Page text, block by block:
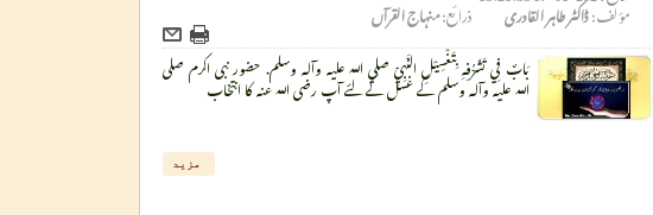
مؤلف:ڈاکٹر طاہر القادری ذرائع:منہاج القرآں
بَابٌ فِي تَشَرُّفِهِ بِتَغْسِيْلِ النَّبِيِّ صلي الله عليه وآله وسلم. حضور نبی اکرم صلی
اللہ علیہ وآلہ وسلم کے غسل کے لئے آپ رضی اللہ عنہ کا انتخاب
مزید